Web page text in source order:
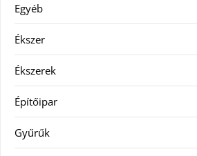
Egyéb
Ékszer
Ékszerek
Építőipar
Gyűrűk